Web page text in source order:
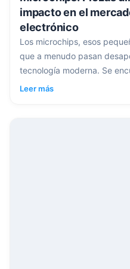
impacto en el
electrónico
Los microchips, esos
que a menudo pasan
tecnología moderna. Se
Leer más